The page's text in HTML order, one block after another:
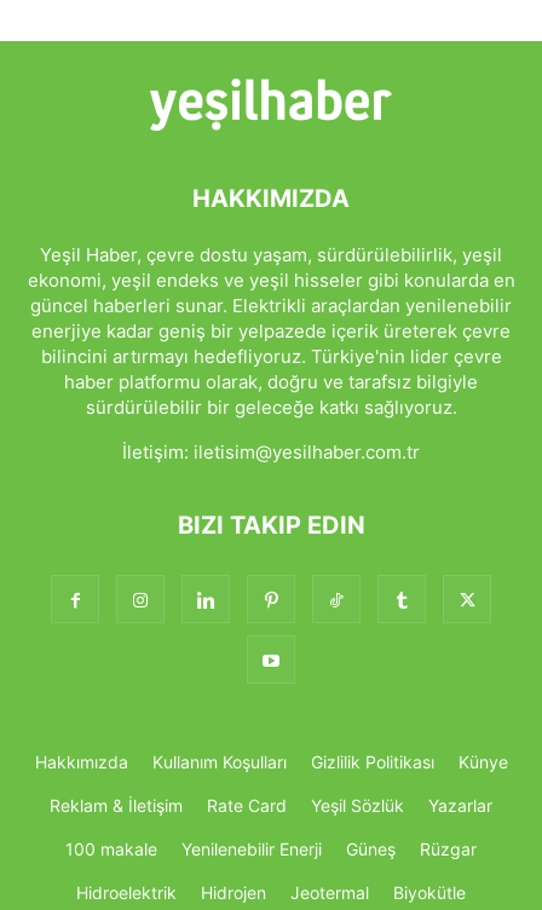
HAKKIMIZDA
Yeşil Haber, çevre dostu yaşam, sürdürülebilirlik, yeşil
ekonomi, yeşil endeks ve yeşil hisseler gibi konularda en
güncel haberleri sunar. Elektrikli araçlardan yenilenebilir
enerjiye kadar geniş bir yelpazede içerik üreterek çevre
bilincini artırmayı hedefliyoruz. Türkiye'nin lider çevre
haber platformu olarak, doğru ve tarafsız bilgiyle
sürdürülebilir bir geleceğe katkı sağlıyoruz.
İletişim: iletisim@yesilhaber.com.tr
BIZI TAKIP EDIN
Hakkımızda Kullanım Koşulları Gizlilik Politikası Künye
Reklam & İletişim Rate Card Yeşil Sözlük Yazarlar
100 makale Yenilenebilir Enerji Güneş Rüzgar
Hidroelektrik Hidrojen Jeotermal Biyokütle